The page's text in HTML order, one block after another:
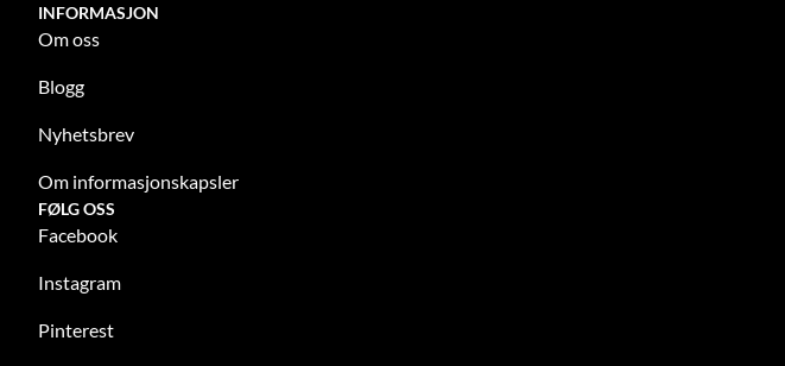
INFORMASJON
Om oss
Blogg
Nyhetsbrev
Om informasjonskapsler
FØLG OSS
Facebook
Instagram
Pinterest